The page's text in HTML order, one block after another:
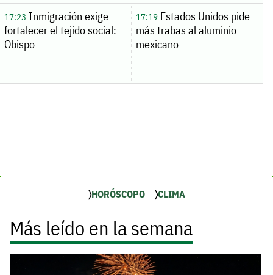
17:23 Inmigración exige
fortalecer el tejido social:
Obispo
17:19Estados Unidos pide
más trabas al aluminio
mexicano
HORÓSCOPO CLIMA
Más leído en la semana